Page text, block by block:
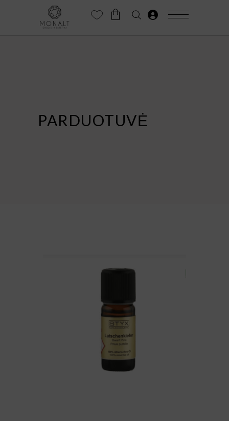
PARDUOTUVĖ